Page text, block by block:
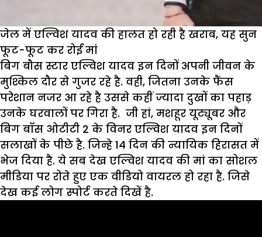
जेल में एल्विश यादव की हालत हो रही है खराब, यह सुन
फूट-फूट कर रोईं मांं
बिग बौस स्टार एल्विश यादव इन दिनों अपनी जीवन के
मुश्किल दौर से गुजर रहे है. वही, जितना उनके फैंस
परेशान नजर आ रहे है उससे कहीं ज्यादा दुखों का पहाड़
उनके घरवालों पर गिरा है. जी हां, मशहूर यूट्यूबर और
बिग बॉस ओटीटी 2 के विनर एल्विश यादव इन दिनों
सलाखों के पीछे है. जिन्हे 14 दिन की न्यायिक हिरासत में
भेज दिया है. ये सब देख एल्विश यादव की मां का सोशल
मीडिया पर रोते हुए एक वीडियो वायरल हो रहा है. जिसे
देख कई लोग स्पोर्ट करते दिखें है.